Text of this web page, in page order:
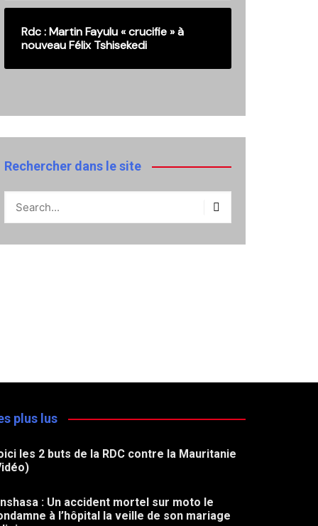
Rdc : Martin Fayulu « crucifie » à
nouveau Félix Tshisekedi
Rechercher dans le site
plus lus
les 2 buts de la RDC contre la Mauritanie
: Un accident mortel sur moto le
à l’hôpital la veille de son mariage